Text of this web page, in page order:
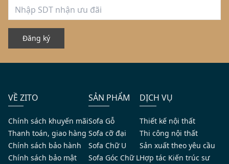
Lấy cảm hứng từ vẻ đẹp sang trọng của kiến trúc cổ
điển nhưng được tinh giản theo hơi thở đương đại, các
mẫu thiết kế nội thất chung cư theo phong cách Tân
cổ điển do ZITO thực hiện mang đến cảm giác thanh
lịch, đẳng cấp mà vẫn gần gũi. Gỗ óc chó được sử
Đăng ký
VỀ ZITO
Chính sách khuyến mãi
Thanh toán, giao hàng
Chính sách bảo hành
Chính sách bảo mật
SẢN PHẨM
Sofa Gỗ
Sofa cỡ đại
Sofa Chữ U
Sofa Góc Chữ L
DỊCH VỤ
Thiết kế nội thất
Thi công nội thất
Sản xuất theo yêu cầu
Hợp tác Kiến trúc sư